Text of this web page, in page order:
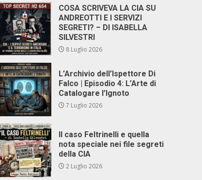
COSA SCRIVEVA LA CIA SU
ANDREOTTI E I SERVIZI
SEGRETI? – DI ISABELLA
SILVESTRI
8 Luglio 2026
L’Archivio dell’Ispettore Di
Falco | Episodio 4: L’Arte di
Catalogare l’Ignoto
7 Luglio 2026
Il caso Feltrinelli e quella
nota speciale nei file segreti
della CIA
2 Luglio 2026